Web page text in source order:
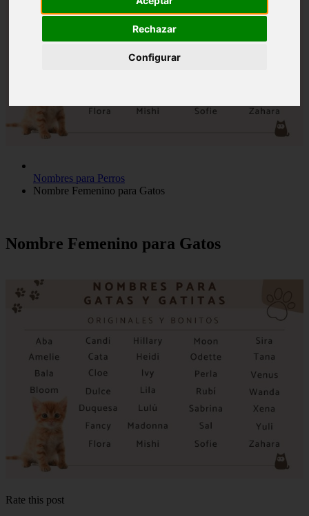
Rechazar
Configurar
Nombres para Perros
Nombre Femenino para Gatos
Nombre Femenino para Gatos
Rate this post